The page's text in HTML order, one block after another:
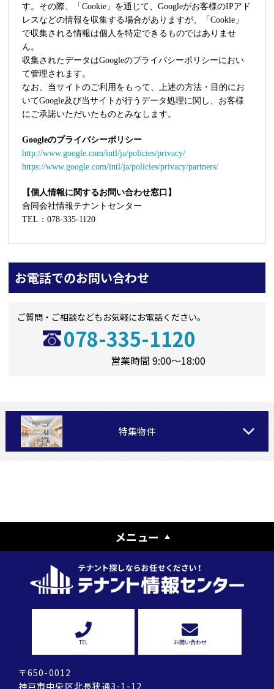
す。その際、「Cookie」を通じて、Googleがお客様のIPアド
レスなどの情報を収集する場合がありますが、「Cookie」
で収集される情報は個人を特定できるものではありませ
ん。
収集されたデータはGoogleのプライバシーポリシーにおい
て管理されます。
なお、当サイトのご利用をもって、上述の方法・目的にお
いてGoogle及び当サイトが行うデータ処理に関し、お客様
にご承諾いただいたものとみなします。
Googleのプライバシーポリシー
http://www.google.com/intl/ja/policies/privacy/
https://www.google.com/intl/ja/policies/privacy/partners/
【個人情報に関するお問い合わせ窓口】
合同会社情報テナントセンター
TEL：078-335-1120
お電話でのお問い合わせ
ご質問・ご相談などもお気軽にお電話ください。
078-335-1120
営業時間 9:00～18:00
特集物件
メニュー
TEL お問い合わせ
〒650-0012
神戸市中央区北長狭通3-1-12